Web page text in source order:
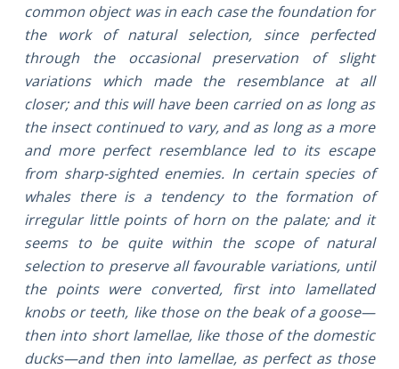
common object was in each case the foundation for
the work of natural selection, since perfected
through the occasional preservation of slight
variations which made the resemblance at all
closer; and this will have been carried on as long as
the insect continued to vary, and as long as a more
and more perfect resemblance led to its escape
from sharp-sighted enemies. In certain species of
whales there is a tendency to the formation of
irregular little points of horn on the palate; and it
seems to be quite within the scope of natural
selection to preserve all favourable variations, until
the points were converted, first into lamellated
knobs or teeth, like those on the beak of a goose—
then into short lamellae, like those of the domestic
ducks—and then into lamellae, as perfect as those